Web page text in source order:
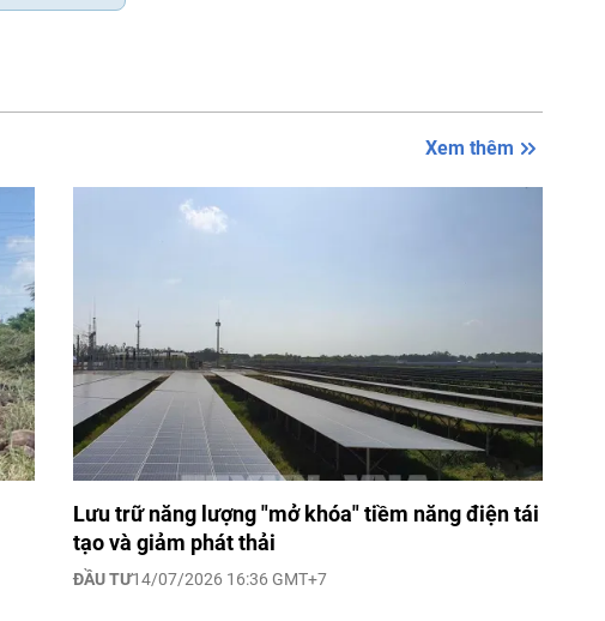
Xem thêm
Lưu trữ năng lượng "mở khóa" tiềm năng điện tái
tạo và giảm phát thải
ĐẦU TƯ14/07/2026 16:36 GMT+7